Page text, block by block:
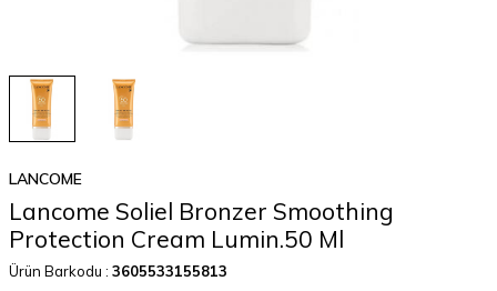
LANCOME
Lancome Soliel Bronzer Smoothing
Protection Cream Lumin.50 Ml
Ürün Barkodu : 3605533155813